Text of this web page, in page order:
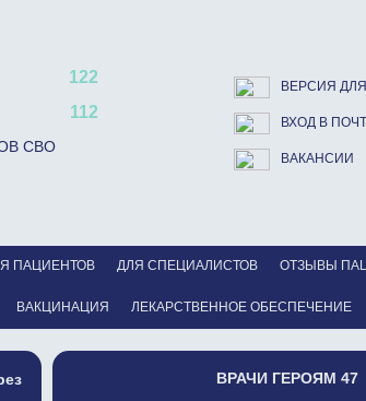
ПАЦИЕНТОВ ДЛЯ СПЕЦИАЛИСТОВ ОТЗЫВЫ
ВАКЦИНАЦИЯ ЛЕКАРСТВЕННОЕ ОБЕСПЕЧЕНИЕ
122
112
СВО
ВЕРСИЯ
ВХОД В
ВАКАНСИИ
ВРАЧИ ГЕРОЯМ 47